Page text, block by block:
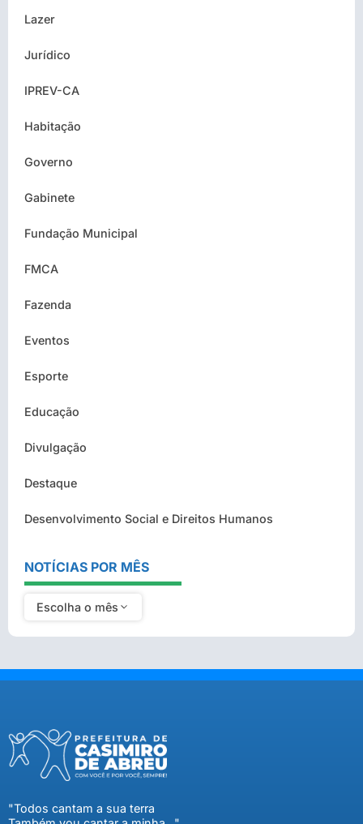
Lazer
Jurídico
IPREV-CA
Habitação
Governo
Gabinete
Fundação Municipal
FMCA
Fazenda
Eventos
Esporte
Educação
Divulgação
Destaque
Desenvolvimento Social e Direitos Humanos
NOTÍCIAS POR MÊS
Escolha o mês
"Todos cantam a sua terra